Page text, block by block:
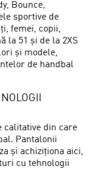
Bounce,
sportive de
femei, copii,
la 51 și de la 2XS
și modele,
de handbal
calitative din care
Pantalonii
și achiziționa aici,
cu tehnologii